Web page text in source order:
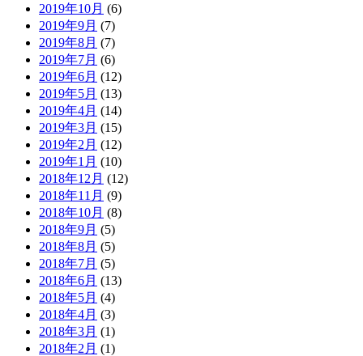
2019年10月 (6)
2019年9月 (7)
2019年8月 (7)
2019年7月 (6)
2019年6月 (12)
2019年5月 (13)
2019年4月 (14)
2019年3月 (15)
2019年2月 (12)
2019年1月 (10)
2018年12月 (12)
2018年11月 (9)
2018年10月 (8)
2018年9月 (5)
2018年8月 (5)
2018年7月 (5)
2018年6月 (13)
2018年5月 (4)
2018年4月 (3)
2018年3月 (1)
2018年2月 (1)